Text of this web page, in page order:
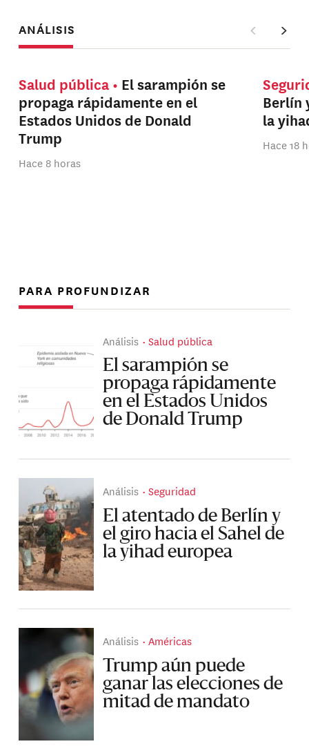
ANÁLISIS
Salud pública
El sarampión se
propaga rápidamente en el
Estados Unidos de Donald
Trump
Hace 8 horas
Berlín
la
Hace 18
PARA PROFUNDIZAR
Análisis Salud pública
El sarampión se
propaga rápidamente
en el Estados Unidos
de Donald Trump
Análisis Seguridad
El atentado de Berlín y
el giro hacia el Sahel de
la yihad europea
Análisis Américas
Trump aún puede
ganar las elecciones de
mitad de mandato